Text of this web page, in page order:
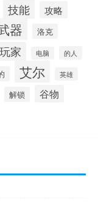
技能 攻略
器 洛克
玩家 电脑 的人
艾尔 英雄
解锁 谷物